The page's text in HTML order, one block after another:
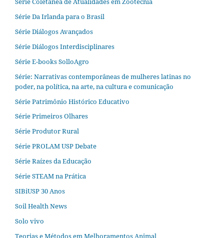
Série Da Irlanda para o Brasil
Série Diálogos Avançados
Série Diálogos Interdisciplinares
Série E-books SolloAgro
Série: Narrativas contemporâneas de mulheres latinas no
poder, na política, na arte, na cultura e comunicação
Série Patrimônio Histórico Educativo
Série Primeiros Olhares
Série Produtor Rural
Série PROLAM USP Debate
Série Raízes da Educação
Série STEAM na Prática
SIBiUSP 30 Anos
Soil Health News
Solo vivo
Teorias e Métodos em Melhoramentos Animal